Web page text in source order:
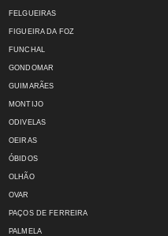
FELGUEIRAS
FIGUEIRA DA FOZ
FUNCHAL
GONDOMAR
GUIMARÃES
MONTIJO
ODIVELAS
OEIRAS
ÓBIDOS
OLHÃO
OVAR
PAÇOS DE FERREIRA
PALMELA